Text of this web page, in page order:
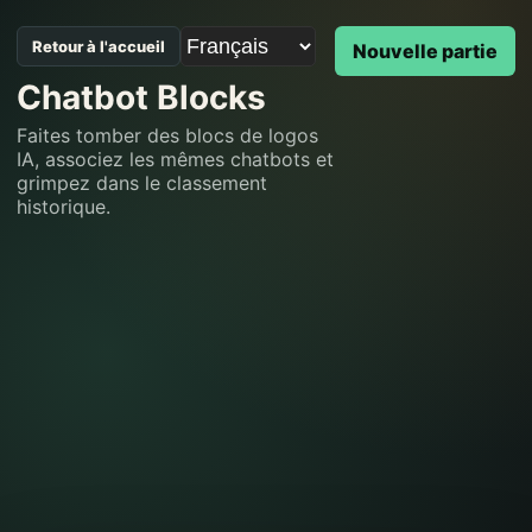
Retour à l'accueil
Chatbot Blocks
Faites tomber des blocs de logos
IA, associez les mêmes chatbots et
grimpez dans le classement
historique.
Nouvelle partie